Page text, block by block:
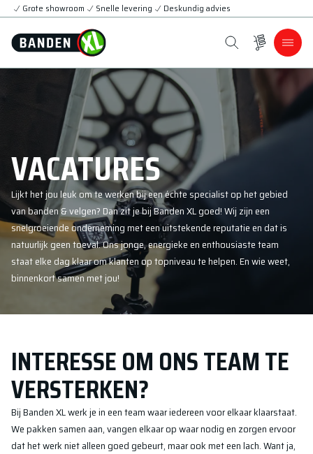
Grote showroom Snelle levering Deskundig advies
VACATURES
Lijkt het jou leuk om te werken bij een échte specialist op het gebied
van banden & velgen? Dan zit je bij Banden XL goed! Wij zijn een
snelgroeiende onderneming met een uitstekende reputatie en dat is
natuurlijk geen toeval. Ons jonge, energieke en enthousiaste team
staat elke dag klaar om klanten op topniveau te helpen. En wie weet,
binnenkort samen met jou!
INTERESSE OM ONS TEAM TE
VERSTERKEN?
Bij Banden XL werk je in een team waar iedereen voor elkaar klaarstaat.
We pakken samen aan, vangen elkaar op waar nodig en zorgen ervoor
dat het werk niet alleen goed gebeurt, maar ook met een lach. Want ja,